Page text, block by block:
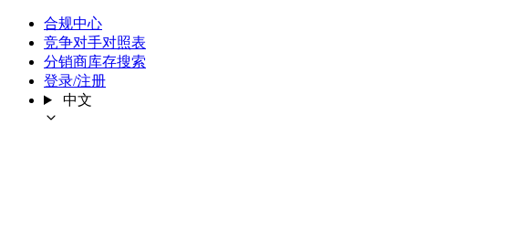
合规中心
竞争对手对照表
分销商库存搜索
登录/注册
中文